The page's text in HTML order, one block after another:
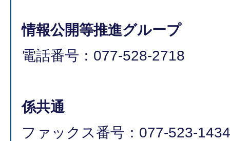
情報公開等推進グループ
電話番号：077-528-2718
係共通
ファックス番号：077-523-1434